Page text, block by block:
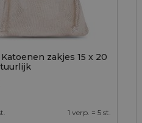
zakjes 15 x 20
1 verp. = 5 st.